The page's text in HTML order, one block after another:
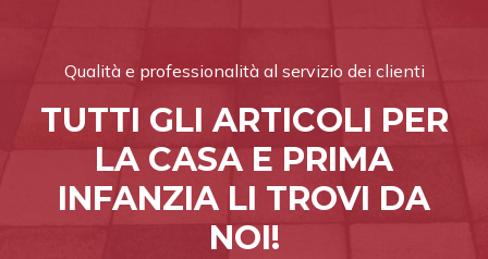
Qualità e professionalità al servizio dei clienti
TUTTI GLI ARTICOLI PER
LA CASA E PRIMA
INFANZIA LI TROVI DA
NOI!